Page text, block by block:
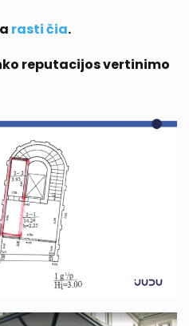
rasti čia.
reputacijos vertinimo